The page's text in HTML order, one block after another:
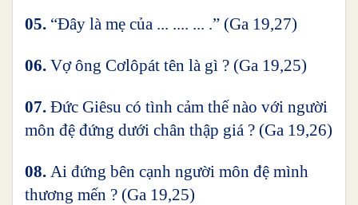
05. “Đây là mẹ của ... .... ... .” (Ga 19,27)
06. Vợ ông Cơlôpát tên là gì ? (Ga 19,25)
07. Đức Giêsu có tình cảm thế nào với người
môn đệ đứng dưới chân thập giá ? (Ga 19,26)
08. Ai đứng bên cạnh người môn đệ mình
thương mến ? (Ga 19,25)